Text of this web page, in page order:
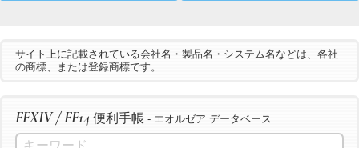
サイト上に記載されている会社名・製品名・システム名などは、各社
の商標、または登録商標です。
FFXIV / FF14 便利手帳 - エオルゼア データベース